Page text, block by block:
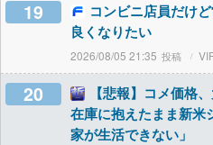
19
コンビニ店員だけ
良くなりたい
2026/08/05 21:35
20
【悲報】コメ価格
在庫に抱えたまま新米
家が生活できない」